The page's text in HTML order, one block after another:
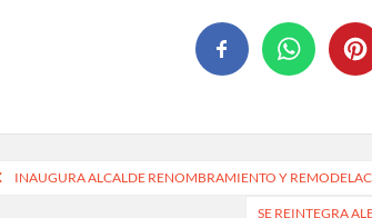
INAUGURA ALCALDE RENOMBRAMIENTO Y
SE REINTEGRA